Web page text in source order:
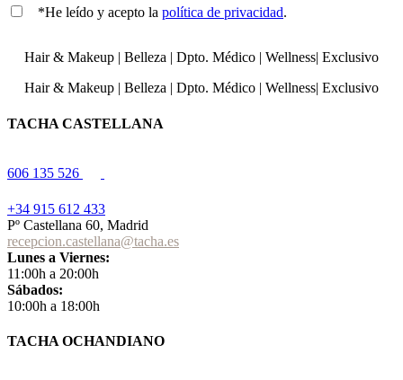
*He leído y acepto la política de privacidad.
Hair & Makeup | Belleza | Dpto. Médico | Wellness| Exclusivo
Hair & Makeup | Belleza | Dpto. Médico | Wellness| Exclusivo
TACHA CASTELLANA
606 135 526
+34 915 612 433
Pº Castellana 60, Madrid
recepcion.castellana@tacha.es
Lunes a Viernes:
11:00h a 20:00h
Sábados:
10:00h a 18:00h
TACHA OCHANDIANO